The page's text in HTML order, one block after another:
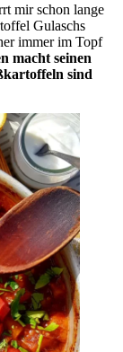
mir schon lange
Gulaschs
immer im Topf
macht seinen
sind